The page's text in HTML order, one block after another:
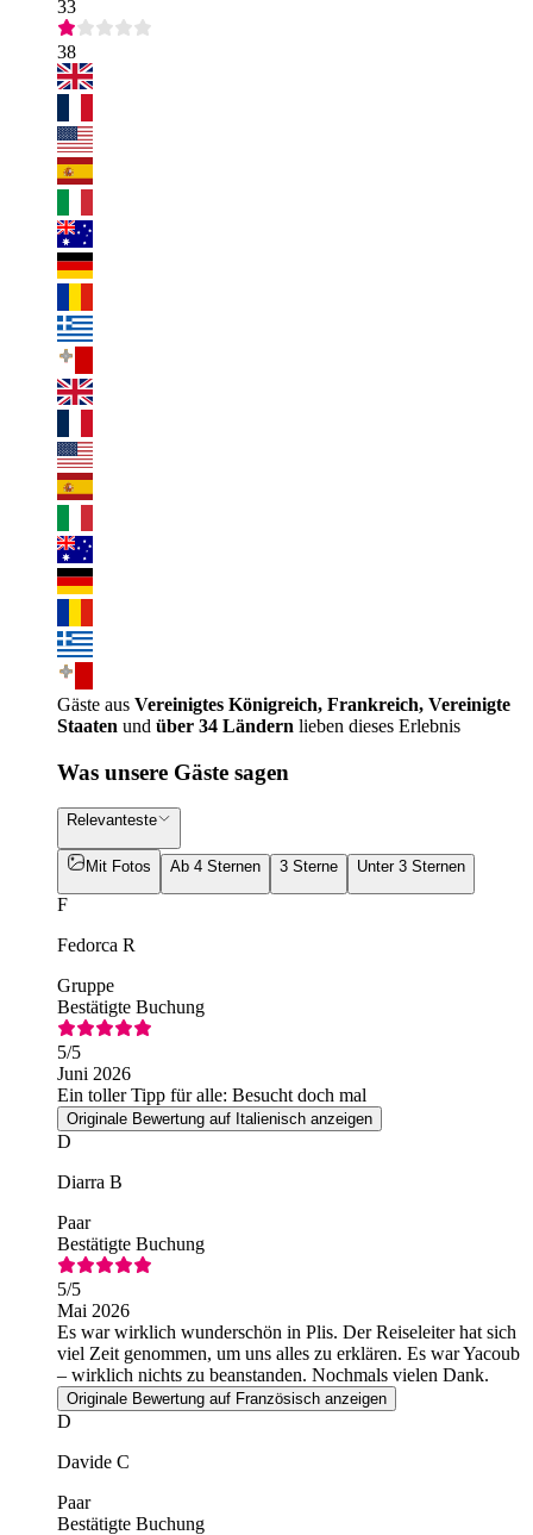
33
38
Gäste aus Vereinigtes Königreich, Frankreich, Vereinigte
Staaten und über 34 Ländern lieben dieses Erlebnis
Was unsere Gäste sagen
Relevanteste
Mit Fotos Ab 4 Sternen 3 Sterne Unter 3 Sternen
F
Fedorca R
Gruppe
Bestätigte Buchung
5/5
Juni 2026
Ein toller Tipp für alle: Besucht doch mal
Originale Bewertung auf Italienisch anzeigen
D
Diarra B
Paar
Bestätigte Buchung
5/5
Mai 2026
Es war wirklich wunderschön in Plis. Der Reiseleiter hat sich
viel Zeit genommen, um uns alles zu erklären. Es war Yacoub
– wirklich nichts zu beanstanden. Nochmals vielen Dank.
Originale Bewertung auf Französisch anzeigen
D
Davide C
Paar
Bestätigte Buchung